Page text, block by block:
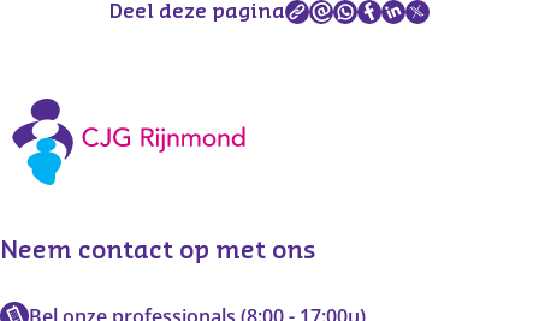
Deel deze pagina
Neem contact op met ons